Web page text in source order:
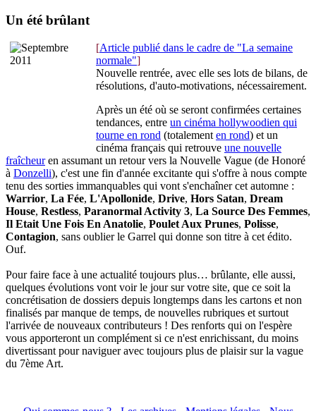
Un été brûlant
[Article publié dans le cadre de "La semaine
normale"]
Nouvelle rentrée, avec elle ses lots de bilans, de
résolutions, d'auto-motivations, nécessairement.
Après un été où se seront confirmées certaines
tendances, entre un cinéma hollywoodien qui
tourne en rond (totalement en rond) et un
cinéma français qui retrouve une nouvelle
fraîcheuren assumant un retour vers la Nouvelle Vague (de Honoré
à Donzelli), c'est une fin d'année excitante qui s'offre à nous compte
tenu des sorties immanquables qui vont s'enchaîner cet automne :
Warrior, La Fée, L'Apollonide, Drive, Hors Satan, Dream
House, Restless, Paranormal Activity 3, La Source Des Femmes,
Il Etait Une Fois En Anatolie, Poulet Aux Prunes, Polisse,
Contagion, sans oublier le Garrel qui donne son titre à cet édito.
Ouf.
Pour faire face à une actualité toujours plus… brûlante, elle aussi,
quelques évolutions vont voir le jour sur votre site, que ce soit la
concrétisation de dossiers depuis longtemps dans les cartons et non
finalisés par manque de temps, de nouvelles rubriques et surtout
l'arrivée de nouveaux contributeurs ! Des renforts qui on l'espère
vous apporteront un complément si ce n'est enrichissant, du moins
divertissant pour naviguer avec toujours plus de plaisir sur la vague
du 7ème Art.